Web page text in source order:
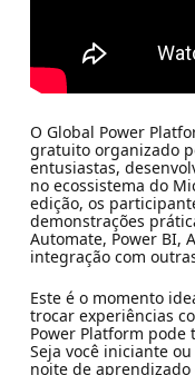
O Global Power
gratuito organizado
entusiastas,
no ecossistema do
edição, os
demonstrações
Automate, Power BI,
integração com
Este é o momento
trocar experiências
Power Platform
Seja você iniciante
noite de aprendizado